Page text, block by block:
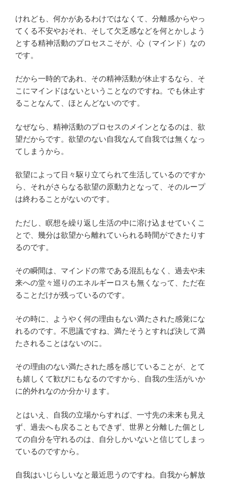
けれども、何かがあるわけではなくて、分離感からやっ
てくる不安やおそれ、そして欠乏感などを何とかしよう
とする精神活動のプロセスこそが、心（マインド）なの
です。
だから一時的であれ、その精神活動が休止するなら、そ
こにマインドはないということなのですね。でも休止す
ることなんて、ほとんどないのです。
なぜなら、精神活動のプロセスのメインとなるのは、欲
望だからです。欲望のない自我なんて自我では無くなっ
てしまうから。
欲望によって日々駆り立てられて生活しているのですか
ら、それがさらなる欲望の原動力となって、そのループ
は終わることがないのです。
ただし、瞑想を繰り返し生活の中に溶け込ませていくこ
とで、幾分は欲望から離れていられる時間ができたりす
るのです。
その瞬間は、マインドの常である混乱もなく、過去や未
来への堂々巡りのエネルギーロスも無くなって、ただ在
ることだけが残っているのです。
その時に、ようやく何の理由もない満たされた感覚にな
れるのです。不思議ですね、満たそうとすれば決して満
たされることはないのに。
その理由のない満たされた感を感じていることが、とて
も嬉しくて歓びにもなるのですから、自我の生活がいか
に的外れなのか分かります。
とはいえ、自我の立場からすれば、一寸先の未来も見え
ず、過去へも戻ることもできず、世界と分離した個とし
ての自分を守れるのは、自分しかいないと信じてしまっ
ているのですから。
自我はいじらしいなと最近思うのですね。自我から解放